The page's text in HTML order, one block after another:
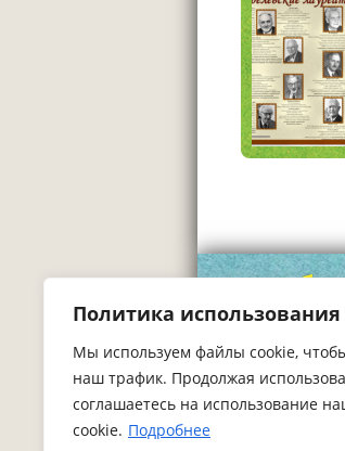
Политика использования
Мы используем файлы cookie,
наш трафик. Продолжая
соглашаетесь на использование
cookie. Подробнее